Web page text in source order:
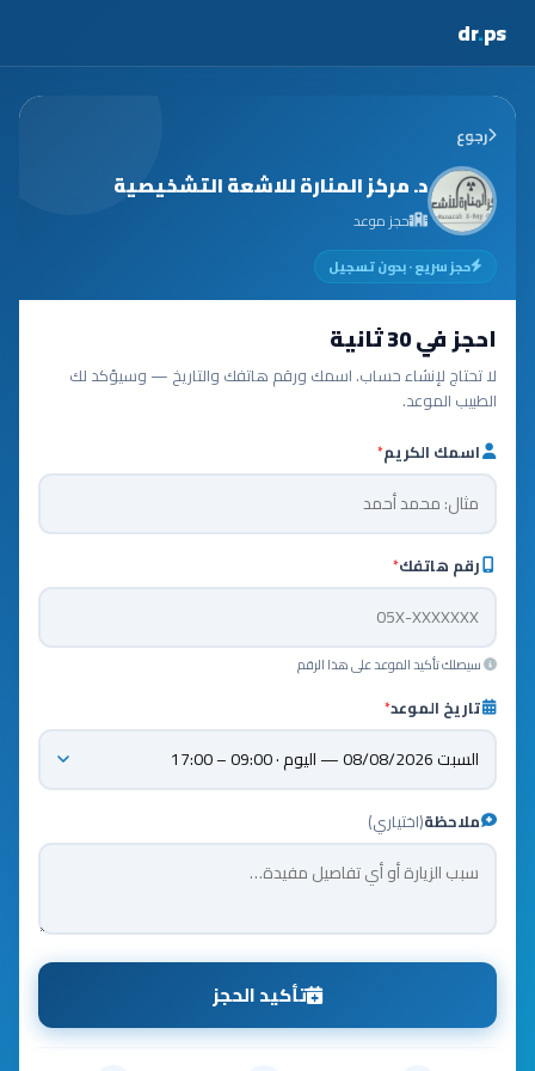
dr.ps
رجوع
د. مركز المنارة للاشعة التشخيصية
حجز موعد
حجز سريع · بدون تسجيل
احجز في 30 ثانية
لا تحتاج لإنشاء حساب. اسمك ورقم هاتفك والتاريخ — وسيؤكد لك
الطبيب الموعد.
اسمك الكريم*
رقم هاتفك*
سيصلك تأكيد الموعد على هذا الرقم
تاريخ الموعد*
ملاحظة(اختياري)
تأكيد الحجز